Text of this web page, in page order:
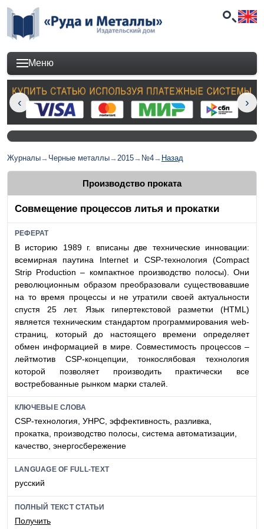
Меню
Журналы→ Черные металлы→2015→ №4→ Назад
Производство проката
Совмещение процессов литья и прокатки
РЕФЕРАТ
В историю 1989 г. вписаны две технические инновации:
всемирная паутина Internet и CSP-технология (Compact
Strip Production – компактное производство полосы). Они
революционным образом преобразовали существовавшие
на то время процессы и не утратили своей актуальности
спустя 25 лет. Язык гипертекстовой разметки (HTML)
является техническим стандартом программирования web-
страниц, который до настоящего времени определяет
обмен информацией в мире. Совместимость процессов –
лейтмотив CSP-концепции, тонкослябовая технология
которой позволяет производить практически все
востребованные рынком марки сталей.
КЛЮЧЕВЫЕ СЛОВА
CSP-технология, УНРС, эффективность, разливка,
прокатка, производство полосы, система автоматизации,
качество, энергосбережение
LANGUAGE OF FULL-TEXT
русский
ПОЛНЫЙ ТЕКСТ СТАТЬИ
Получить